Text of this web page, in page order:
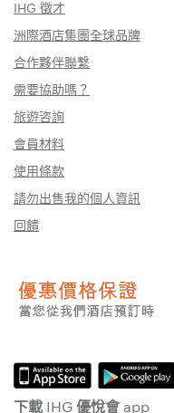
IHG 徵才
洲際酒店集團全球品牌
合作夥伴聯繫
需要協助嗎？
旅遊咨詢
會員材料
使用條款
請勿出售我的個人資訊
回饋
下載 IHG 優悅會 app